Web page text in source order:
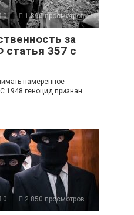
0
1 390 просмотров
за
357 с
намеренное
1948 геноцид признан
0
2 850 просмотров